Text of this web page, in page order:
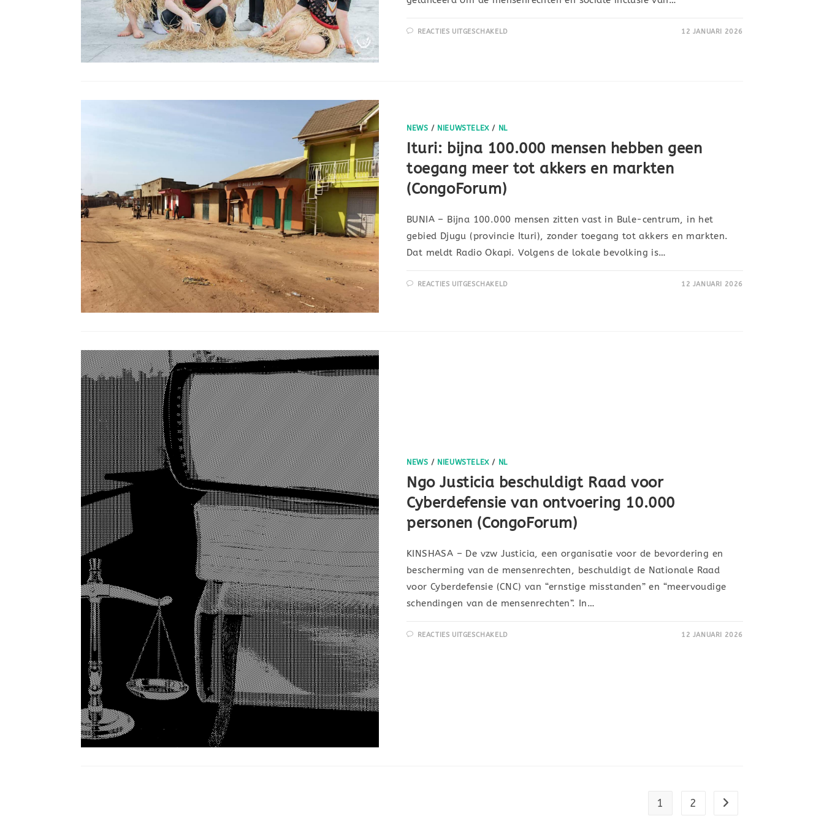
REACTIES UITGESCHAKELD 12 JANUARI 2026
NEWS / NIEUWSTELEX/ NL
Ituri: bijna 100.000 mensen hebben geen
toegang meer tot akkers en markten
(CongoForum)
BUNIA – Bijna 100.000 mensen zitten vast in Bule-centrum, in het
gebied Djugu (provincie Ituri), zonder toegang tot akkers en markten.
Dat meldt Radio Okapi. Volgens de lokale bevolking is…
REACTIES UITGESCHAKELD 12 JANUARI 2026
NEWS / NIEUWSTELEX/ NL
Ngo Justicia beschuldigt Raad voor
Cyberdefensie van ontvoering 10.000
personen (CongoForum)
KINSHASA – De vzw Justicia, een organisatie voor de bevordering en
bescherming van de mensenrechten, beschuldigt de Nationale Raad
voor Cyberdefensie (CNC) van “ernstige misstanden” en “meervoudige
schendingen van de mensenrechten”. In…
REACTIES UITGESCHAKELD 12 JANUARI 2026
1 2